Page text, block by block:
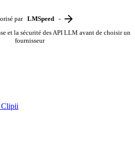
par LMSpeed
-
et la sécurité des API LLM avant de choisir un
fournisseur
Clipii